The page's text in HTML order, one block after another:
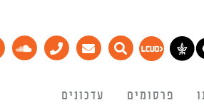
פרסומים עדכונים